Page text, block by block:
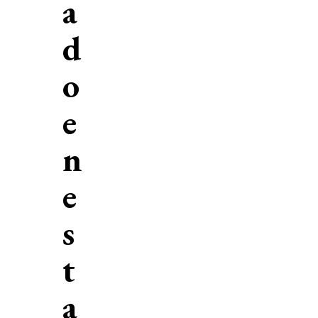
a
d
o
e
n
e
s
t
a